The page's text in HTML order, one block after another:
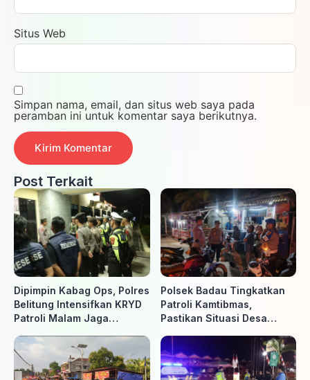
Situs Web
Simpan nama, email, dan situs web saya pada
peramban ini untuk komentar saya berikutnya.
Post Terkait
Dipimpin Kabag Ops, Polres
Belitung Intensifkan KRYD
Patroli Malam Jaga
Polsek Badau Tingkatkan
Patroli Kamtibmas,
Pastikan Situasi Desa